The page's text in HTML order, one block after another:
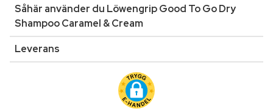
Såhär använder du Löwengrip Good To Go Dry
Shampoo Caramel & Cream
Leverans